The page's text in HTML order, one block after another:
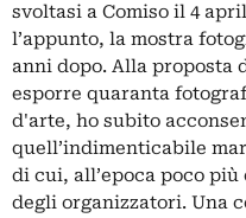
svoltasi a Comiso il 4
l’appunto, la mostra
anni dopo. Alla proposta
esporre quaranta
d'arte, ho subito
quell’indimenticabile
di cui, all’epoca poco
degli organizzatori. Una